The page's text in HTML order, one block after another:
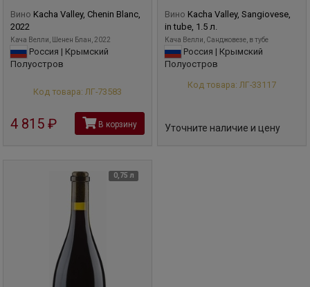
Вино Kacha Valley, Chenin Blanc,
2022
Кача Велли, Шенен Блан, 2022
Россия | Крымский
Полуостров
Код товара: ЛГ-73583
4 815 руб В корзину
Вино Kacha Valley, Sangiovese,
in tube, 1.5 л.
Кача Велли, Санджовезе, в тубе
Россия | Крымский
Полуостров
Код товара: ЛГ-33117
Уточните наличие и цену
0,75 л